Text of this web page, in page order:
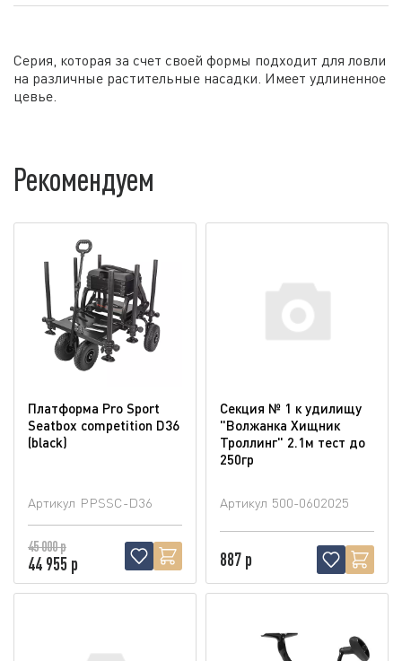
Серия, которая за счет своей формы подходит для ловли
на различные растительные насадки. Имеет удлиненное
цевье.
Рекомендуем
Платформа Pro Sport
Seatbox competition D36
(blaсk)
Артикул PPSSC-D36
45 000 р
44 955 р
Секция № 1 к удилищу
"Волжанка Хищник
Троллинг" 2.1м тест до
250гр
Артикул 500-0602025
887 р